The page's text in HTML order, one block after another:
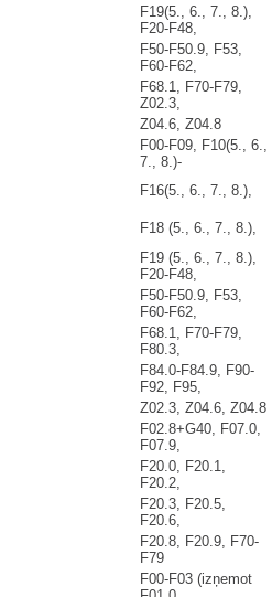
F19(5., 6., 7., 8.),
F20-F48,
F50-F50.9, F53,
F60-F62,
F68.1, F70-F79,
Z02.3,
Z04.6, Z04.8
F00-F09, F10(5., 6.,
7., 8.)-
F16(5., 6., 7., 8.),
F18 (5., 6., 7., 8.),
F19 (5., 6., 7., 8.),
F20-F48,
F50-F50.9, F53,
F60-F62,
F68.1, F70-F79,
F80.3,
F84.0-F84.9, F90-
F92, F95,
Z02.3, Z04.6, Z04.8
F02.8+G40, F07.0,
F07.9,
F20.0, F20.1,
F20.2,
F20.3, F20.5,
F20.6,
F20.8, F20.9, F70-
F79
F00-F03 (izņemot